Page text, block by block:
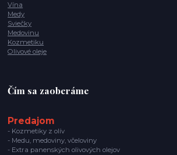
Vína
Medy
Sviečky
Medovinu
Kozmetiku
Olivové oleje
Čím sa zaoberáme
Predajom
- Kozmetiky z olív
- Medu, medoviny, včeloviny
- Extra panenských olivových olejov